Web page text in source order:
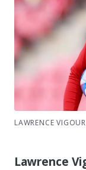
LAWRENCE
Lawrence